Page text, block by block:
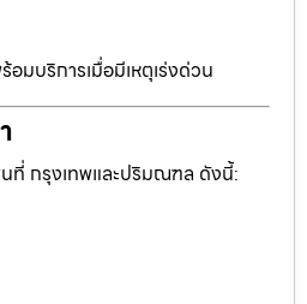
มบริการเมื่อมีเหตุเร่งด่วน
ที่ กรุงเทพและปริมณฑล ดังนี้: